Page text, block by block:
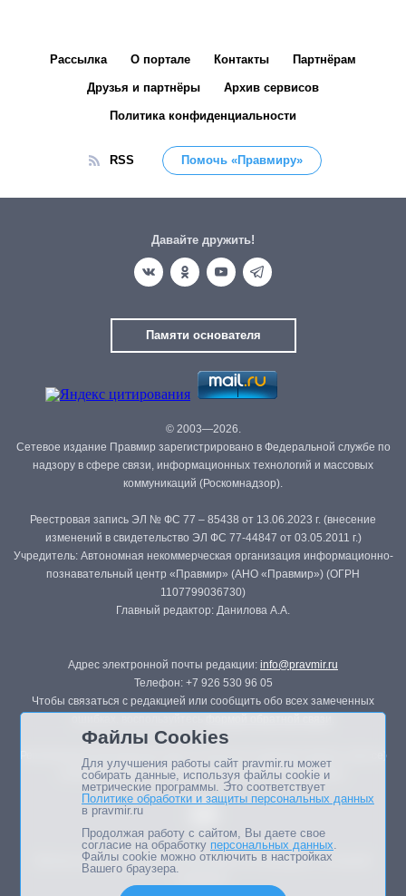
Рассылка О портале Контакты Партнёрам
Друзья и партнёры Архив сервисов
Политика конфиденциальности
RSS Помочь «Правмиру»
Давайте дружить!
Памяти основателя
© 2003—2026.
Сетевое издание Правмир зарегистрировано в Федеральной службе по
надзору в сфере связи, информационных технологий и массовых
коммуникаций (Роскомнадзор).
Реестровая запись ЭЛ № ФС 77 – 85438 от 13.06.2023 г. (внесение
изменений в свидетельство ЭЛ ФС 77-44847 от 03.05.2011 г.)
Учредитель: Автономная некоммерческая организация информационно-
познавательный центр «Правмир» (АНО «Правмир») (ОГРН
1107799036730)
Главный редактор: Данилова А.А.
Адрес электронной почты редакции: info@pravmir.ru
Телефон: +7 926 530 96 05
Чтобы связаться с редакцией или сообщить обо всех замеченных
Републикация материалов сайта в печатных изданиях (книгах, прессе)
возможна только с письменного разрешения редакции.
Мнение авторов статей портала может не совпадать с позицией
Файлы Cookies
Для улучшения работы сайт pravmir.ru может
собирать данные, используя файлы cookie и
метрические программы. Это соответствует
Политике обработки и защиты персональных данных
в pravmir.ru
Продолжая работу с сайтом, Вы даете свое
согласие на обработку персональных данных.
Файлы cookie можно отключить в настройках
Вашего браузера.